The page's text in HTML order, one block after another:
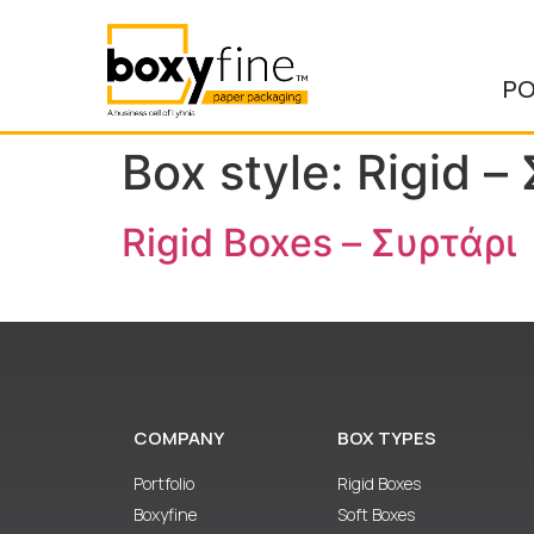
Box style: Rigid –
Rigid Boxes – Συρτάρι
COMPANY
Portfolio
Boxyfine
BOX TYPES
Rigid Boxes
Soft Boxes